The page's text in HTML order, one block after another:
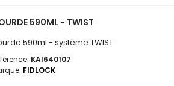
590ML - TWIST
590ml - système TWIST
KAI640107
FIDLOCK